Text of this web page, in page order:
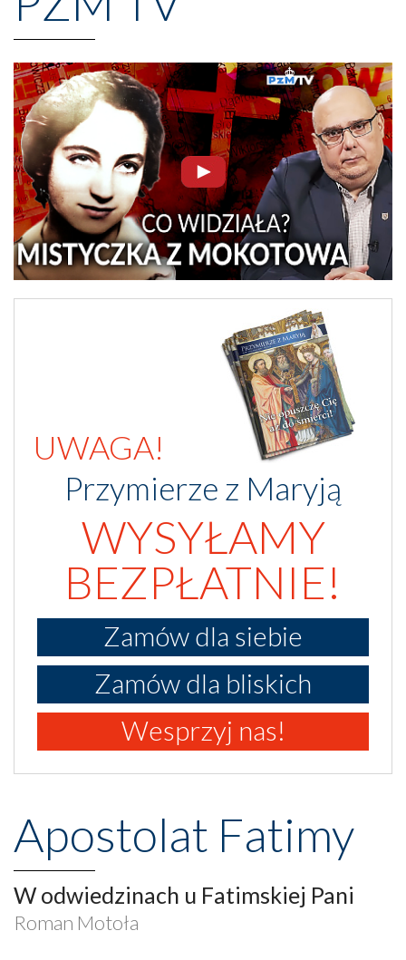
UWAGA!
Przymierze z Maryją
WYSYŁAMY
BEZPŁATNIE!
Zamów dla siebie
Zamów dla bliskich
Wesprzyj nas!
Apostolat Fatimy
W odwiedzinach u Fatimskiej Pani
Roman Motoła